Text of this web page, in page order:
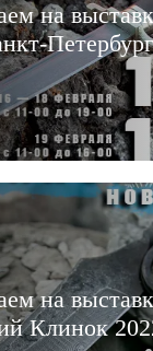
на
на
Клинок